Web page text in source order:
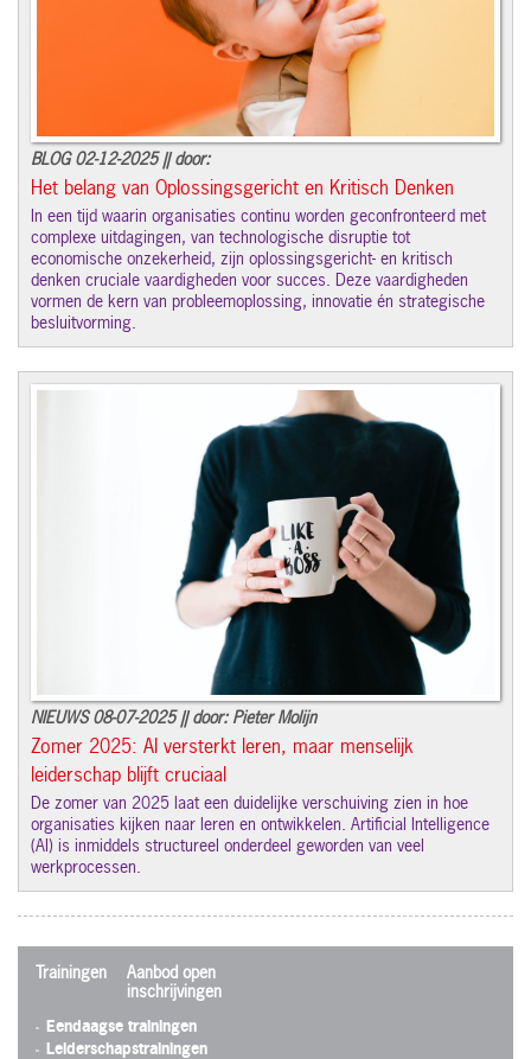
BLOG 02-12-2025 || door:
Het belang van Oplossingsgericht en Kritisch Denken
In een tijd waarin organisaties continu worden geconfronteerd met
complexe uitdagingen, van technologische disruptie tot
economische onzekerheid, zijn oplossingsgericht- en kritisch
denken cruciale vaardigheden voor succes. Deze vaardigheden
vormen de kern van probleemoplossing, innovatie én strategische
besluitvorming.
NIEUWS 08-07-2025 || door: Pieter Molijn
Zomer 2025: AI versterkt leren, maar menselijk
leiderschap blijft cruciaal
De zomer van 2025 laat een duidelijke verschuiving zien in hoe
organisaties kijken naar leren en ontwikkelen. Artificial Intelligence
(AI) is inmiddels structureel onderdeel geworden van veel
werkprocessen.
Trainingen
Aanbod open
inschrijvingen
Eendaagse trainingen
Leiderschapstrainingen